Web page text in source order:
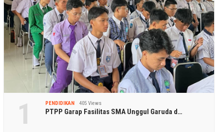
1 PENDIDIKAN 405 Views
PTPP Garap Fasilitas SMA Unggul Garuda d…